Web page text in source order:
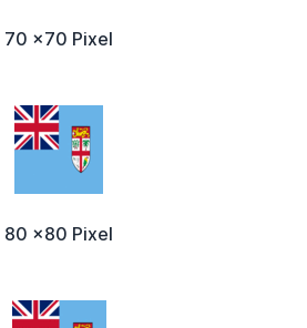
70 x70 Pixel
80 x80 Pixel